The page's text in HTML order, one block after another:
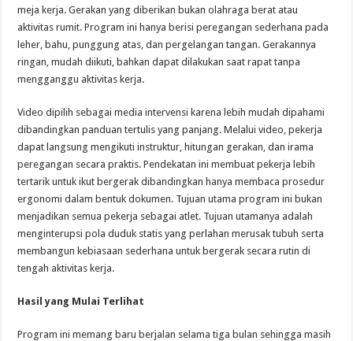
meja kerja. Gerakan yang diberikan bukan olahraga berat atau
aktivitas rumit. Program ini hanya berisi peregangan sederhana pada
leher, bahu, punggung atas, dan pergelangan tangan. Gerakannya
ringan, mudah diikuti, bahkan dapat dilakukan saat rapat tanpa
mengganggu aktivitas kerja.
Video dipilih sebagai media intervensi karena lebih mudah dipahami
dibandingkan panduan tertulis yang panjang. Melalui video, pekerja
dapat langsung mengikuti instruktur, hitungan gerakan, dan irama
peregangan secara praktis. Pendekatan ini membuat pekerja lebih
tertarik untuk ikut bergerak dibandingkan hanya membaca prosedur
ergonomi dalam bentuk dokumen. Tujuan utama program ini bukan
menjadikan semua pekerja sebagai atlet. Tujuan utamanya adalah
menginterupsi pola duduk statis yang perlahan merusak tubuh serta
membangun kebiasaan sederhana untuk bergerak secara rutin di
tengah aktivitas kerja.
Hasil yang Mulai Terlihat
Program ini memang baru berjalan selama tiga bulan sehingga masih